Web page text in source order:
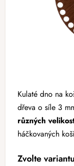
Kulaté dno na
dřeva o síle 3
různých
háčkovaných
Zvolte variantu